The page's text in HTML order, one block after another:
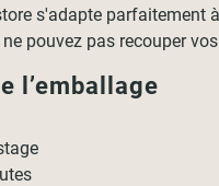
s'adapte parfaitement
pouvez pas recouper
l’emballage